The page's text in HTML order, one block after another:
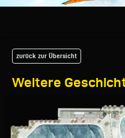
Weitere
zurück zur Übersicht